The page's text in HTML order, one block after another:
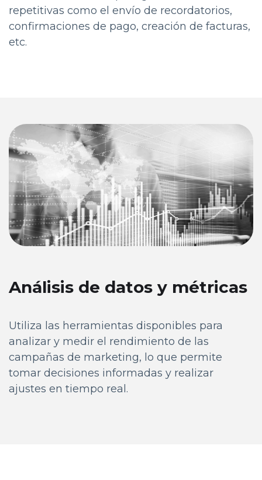
repetitivas como el envío de recordatorios,
confirmaciones de pago, creación de facturas,
etc.
Análisis de datos y métricas
Utiliza las herramientas disponibles para
analizar y medir el rendimiento de las
campañas de marketing, lo que permite
tomar decisiones informadas y realizar
ajustes en tiempo real.